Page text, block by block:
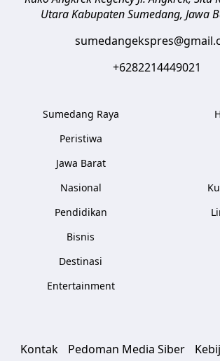
Utara Kabupaten Sumedang, Jawa
+6282214449021
Sumedang Raya
Peristiwa
Jawa Barat
Nasional
Pendidikan
Bisnis
Destinasi
Entertainment
Kontak Pedoman Media Siber